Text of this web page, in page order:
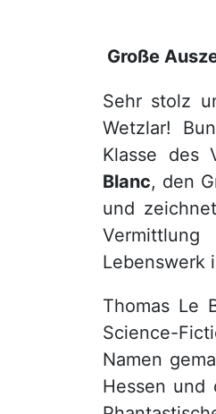
Große
Sehr stolz
Wetzlar!
Klasse des
Blanc, den
und
Vermittlung
Lebenswerk
Thomas Le
Science-
Namen
Hessen und